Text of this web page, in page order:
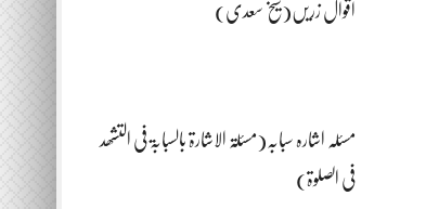
اقوال زریں(شیخ سعدی)
مسئلہ اشارہ سبابہ(مسئلۃ الاشارۃ بالسبابۃ فی التشھد
فی الصلوۃ)